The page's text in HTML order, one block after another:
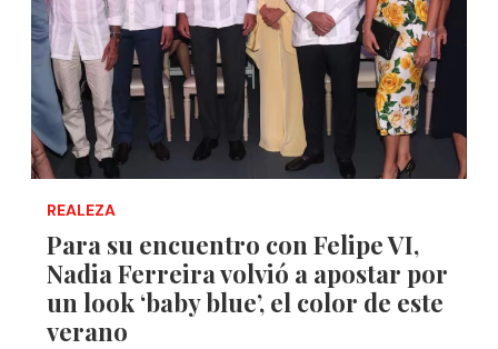
REALEZA
Para su encuentro con Felipe VI,
Nadia Ferreira volvió a apostar por
un look ‘baby blue’, el color de este
verano